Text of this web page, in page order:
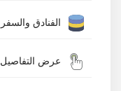
الفنادق والسفر
عرض التفاصيل